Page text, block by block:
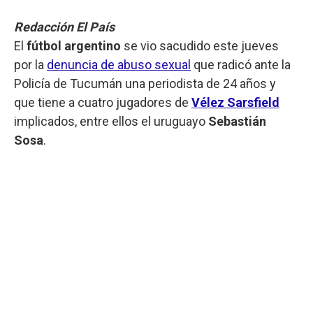
Redacción El País
El fútbol argentino se vio sacudido este jueves
por la denuncia de abuso sexual que radicó ante la
Policía de Tucumán una periodista de 24 años y
que tiene a cuatro jugadores de Vélez Sarsfield
implicados, entre ellos el uruguayo Sebastián
Sosa.